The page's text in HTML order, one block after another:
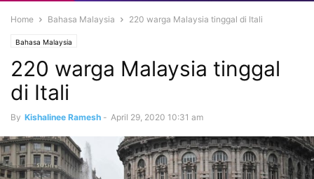
Home Bahasa Malaysia 220 warga Malaysia tinggal di Itali
Bahasa Malaysia
220 warga Malaysia tinggal
di Itali
By Kishalinee Ramesh - April 29, 2020 10:31 am